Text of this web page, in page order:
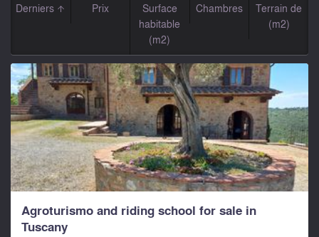
Derniers Prix
Surface
habitable
(m2)
Chambres
Terrain de
(m2)
Agroturismo and riding school for sale in
Tuscany